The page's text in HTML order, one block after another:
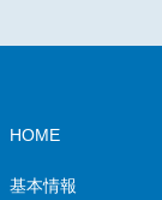
HOME
基本情報